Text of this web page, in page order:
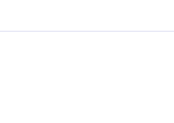
группа